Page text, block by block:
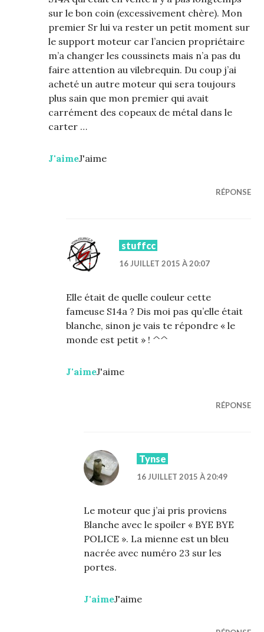
sur le bon coin (excessivement chère). Mon
premier Sr lui va rester un petit moment sur
le support moteur car l’ancien propriétaire
m’a changer les coussinets mais n’a pas du
faire attention au vilebrequin. Du coup j’ai
acheté un autre moteur qui sera toujours
plus sain que mon premier qui avait
carrément des copeaux de métal dans le
carter …
J'aimeJ'aime
RÉPONSE
stuffcc
16 JUILLET 2015 À 20:07
Elle était de quelle couleur cette
fameuse S14a ? Dis moi pas qu’elle était
blanche, sinon je vais te répondre « le
monde est petit » ! ^^
J'aimeJ'aime
RÉPONSE
Tynse
16 JUILLET 2015 À 20:49
Le moteur que j’ai pris proviens
Blanche avec le spoiler « BYE BYE
POLICE ». La mienne est un bleu
nacrée avec numéro 23 sur les
portes.
J'aimeJ'aime